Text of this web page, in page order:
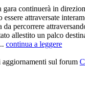
gara continuerà in
essere attraversate
da percorrere
allestito un palco
continua a leggere
aggiornamenti sul forum